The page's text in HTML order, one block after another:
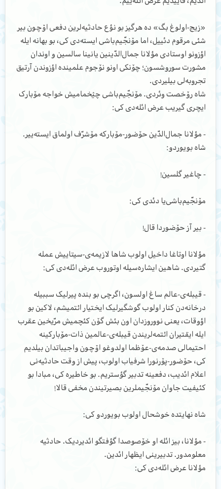
«زیج-اولوغ بگ» ده هرگیز بو نؤع حادثیه‌لرین دفعی اۆچون بیر
شئی مرقوم دئییل، اما مۆنجّیم‌باشی ایسته‌دی کی، بو بهانه ایله
اؤزونو اوستادی مؤلانا جمال‌الدّینین یانینا سالسین و اوندان
مشورت سوروشسون؛ چۆنکی اونو نۆجوم علمینده اؤزوندن آرتیق
تجروبه‌لی بیلیردی.
شاه رۆخصت وئردی. مۆنجّیم‌باشی چؽخمامیش خواجه مۆبارک
ایچری گیریب عرض ائله‌دی کی:
- مؤلانا جمال‌الدّین حۆضور-مۆبارکه مۆشرّف اولماق ایسته‌ییر.
شاه بویوردو:
- چاغیر گلسین!
مۆنجّیم‌باشی‌یا دئدی کی:
- بیر آز حۆضوردا قال!
مؤلانا اوتاغا داخیل اولوب شاها لازیمه‌ی-سیتاییش عمله
گتیردی. شاهین ایشاره‌سیله اوتوروب عرض ائله‌دی کی:
- قیبله‌ی-عالم ساغ اولسون، اگرچی بو بنده پیرلیک سببیله
درخانه‌دن کنار اولوب گوشگیرلیک ایختیار ائتمیشم، لاکین بو
اؤوقات، یعنی نووروزدان اون بئش گۆن کئچمیش مرّیخین عقرب
ایله ایقتیران ائتمه‌لریندن قیبله‌ی-عالمین ذات-مۆبارکینه
احتیمالی صدمه‌ی-عۆظما اولدوغو اۆچون واجیباتدان بیلدیم
کی، حۆضور-پۆرنورا شرفیاب اولوب، پیش از وقت حادثیه‌نی
اعلام ائدیب، دفعینه تدبیر گؤستریم. بو خاطیره کی، مبادا بو
کئیفیت جاوان مۆنجّیملرین بصیرتیندن مخفی قالا!
شاه نهایتده خوشحال اولوب بویوردو کی:
- مؤلانا، بیز ائله او خۆصوصدا گؤفتگو ائدیردیک. حادثیه
معلومدور. تدبیرینی ایظهار ائدین.
مؤلانا عرض ائله‌دی کی: